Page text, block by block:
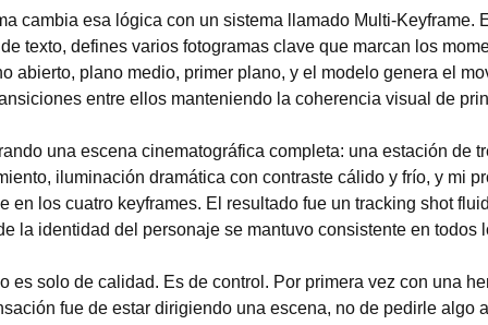
cambia esa lógica con un sistema llamado Multi-Keyframe.
texto, defines varios fotogramas clave que marcan los
abierto, plano medio, primer plano, y el modelo genera el
entre ellos manteniendo la coherencia visual de
una escena cinematográfica completa: una estación de
iluminación dramática con contraste cálido y frío, y mi
en los cuatro keyframes. El resultado fue un tracking shot
la identidad del personaje se mantuvo consistente en todos
es solo de calidad. Es de control. Por primera vez con una
fue de estar dirigiendo una escena, no de pedirle algo